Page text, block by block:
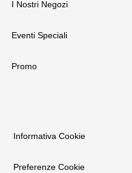
I Nostri Negozi
Eventi Speciali
Promo
Informativa Cookie
Preferenze Cookie